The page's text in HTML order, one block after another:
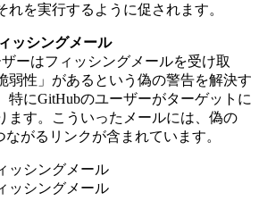
れを実行するように促されます。
ッシングメール
ーはフィッシングメールを受け取
弱性」があるという偽の警告を解決す
特にGitHubのユーザーがターゲットに
ます。こういったメールには、偽の
がるリンクが含まれています。